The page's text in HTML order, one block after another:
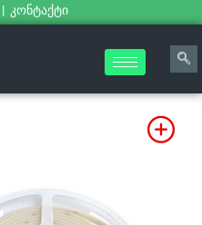
| კონტაქტი